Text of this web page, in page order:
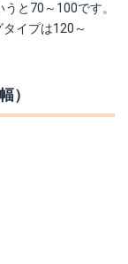
と70～100です。
イプは120～
）